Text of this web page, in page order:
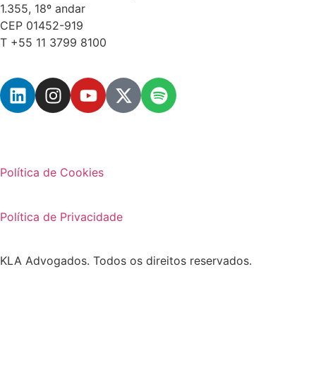
1.355, 18º andar
CEP 01452-919
T +55 11 3799 8100
Política de Cookies
Política de Privacidade
KLA Advogados. Todos os direitos reservados.